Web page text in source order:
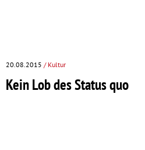
20.08.2015 / Kultur
Kein Lob des Status quo